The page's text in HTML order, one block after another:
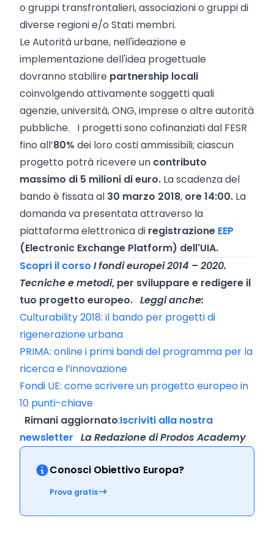
o gruppi transfrontalieri, associazioni o gruppi di
diverse regioni e/o Stati membri.
Le Autorità urbane, nell'ideazione e
implementazione dell'idea progettuale
dovranno stabilire partnership locali
coinvolgendo attivamente soggetti quali
agenzie, università, ONG, imprese o altre autorità
pubbliche. I progetti sono cofinanziati dal FESR
fino all’80% dei loro costi ammissibili; ciascun
progetto potrà ricevere un contributo
massimo di 5 milioni di euro. La scadenza del
bando è fissata al 30 marzo 2018, ore 14:00. La
domanda va presentata attraverso la
piattaforma elettronica di registrazione EEP
(Electronic Exchange Platform) dell'UIA.
Scopri il corso I fondi europei 2014 – 2020.
Tecniche e metodi, per sviluppare e redigere il
tuo progetto europeo. Leggi anche:
Culturability 2018: il bando per progetti di
rigenerazione urbana
PRIMA: online i primi bandi del programma per la
ricerca e l’innovazione
Fondi UE: come scrivere un progetto europeo in
10 punti-chiave
Rimani aggiornato:Iscriviti alla nostra
newsletter La Redazione di Prodos Academy
Conosci Obiettivo Europa?
Prova gratis